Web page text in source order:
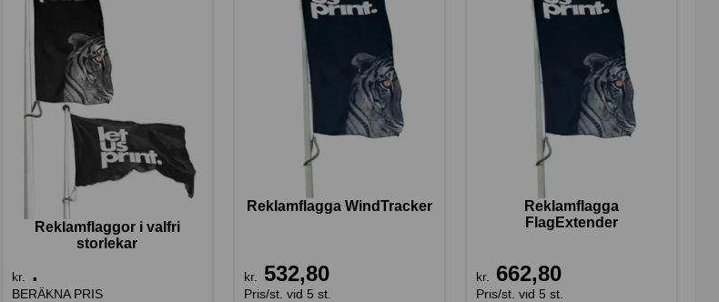
Reklamflaggor i valfri
storlekar
kr. .
BERÄKNA PRIS
Reklamflagga WindTracker
kr. 532,80
Pris/st. vid 5 st.
Reklamflagga
FlagExtender
kr. 662,80
Pris/st. vid 5 st.